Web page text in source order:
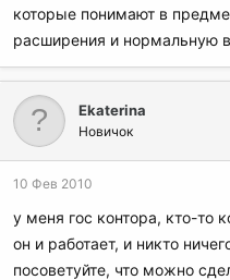
которые понимают в
расширения и нормальную
Ekaterina
Новичок
10 Фев 2010
у меня гос контора, кто-то
он и работает, и никто
посоветуйте, что можно